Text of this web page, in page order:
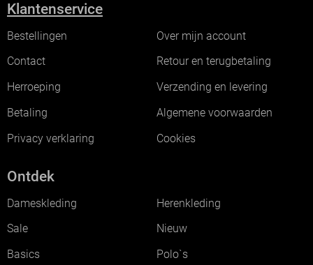
Klantenservice
Bestellingen
Over mijn account
Contact
Retour en terugbetaling
Herroeping
Verzending en levering
Betaling
Algemene voorwaarden
Privacy verklaring
Cookies
Ontdek
Dameskleding
Herenkleding
Sale
Nieuw
Basics
Polo`s